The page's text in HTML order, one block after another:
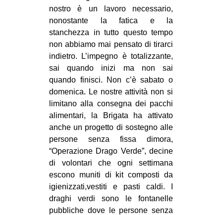
nostro è un lavoro necessario,
nonostante la fatica e la
stanchezza in tutto questo tempo
non abbiamo mai pensato di tirarci
indietro. L’impegno è totalizzante,
sai quando inizi ma non sai
quando finisci. Non c’è sabato o
domenica. Le nostre attività non si
limitano alla consegna dei pacchi
alimentari, la Brigata ha attivato
anche un progetto di sostegno alle
persone senza fissa dimora,
“Operazione Drago Verde”, decine
di volontari che ogni settimana
escono muniti di kit composti da
igienizzati,vestiti e pasti caldi. I
draghi verdi sono le fontanelle
pubbliche dove le persone senza